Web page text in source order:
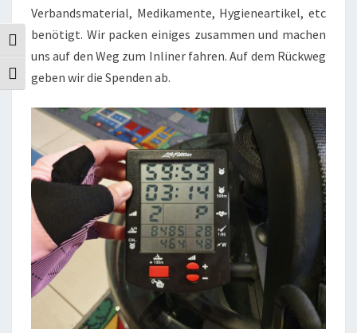
Umschalten auf hohe Kontraste
Schrift vergrößern
Verbandsmaterial, Medikamente, Hygieneartikel, etc
benötigt. Wir packen einiges zusammen und machen
uns auf den Weg zum Inliner fahren. Auf dem Rückweg
geben wir die Spenden ab.